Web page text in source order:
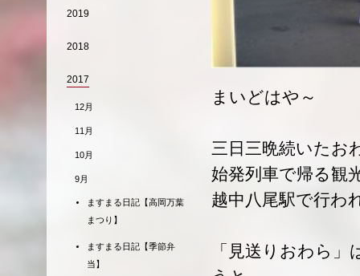
まいどはや～
三日三晩続いたお
始発列車で帰る観
越中八尾駅で行わ
「見送りおわら
2019
2018
2017
12月
11月
10月
9月
ますまる日記【高岡万葉
まつり】
ますまる日記【季節弁
当】